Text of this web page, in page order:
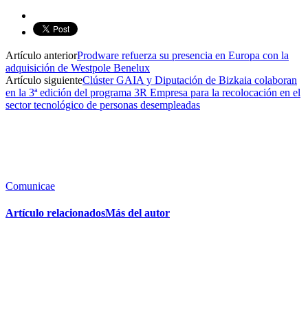
Artículo anteriorProdware refuerza su presencia en Europa con la
adquisición de Westpole Benelux
Artículo siguienteClúster GAIA y Diputación de Bizkaia colaboran
en la 3ª edición del programa 3R Empresa para la recolocación en el
sector tecnológico de personas desempleadas
Comunicae
Artículo relacionadosMás del autor